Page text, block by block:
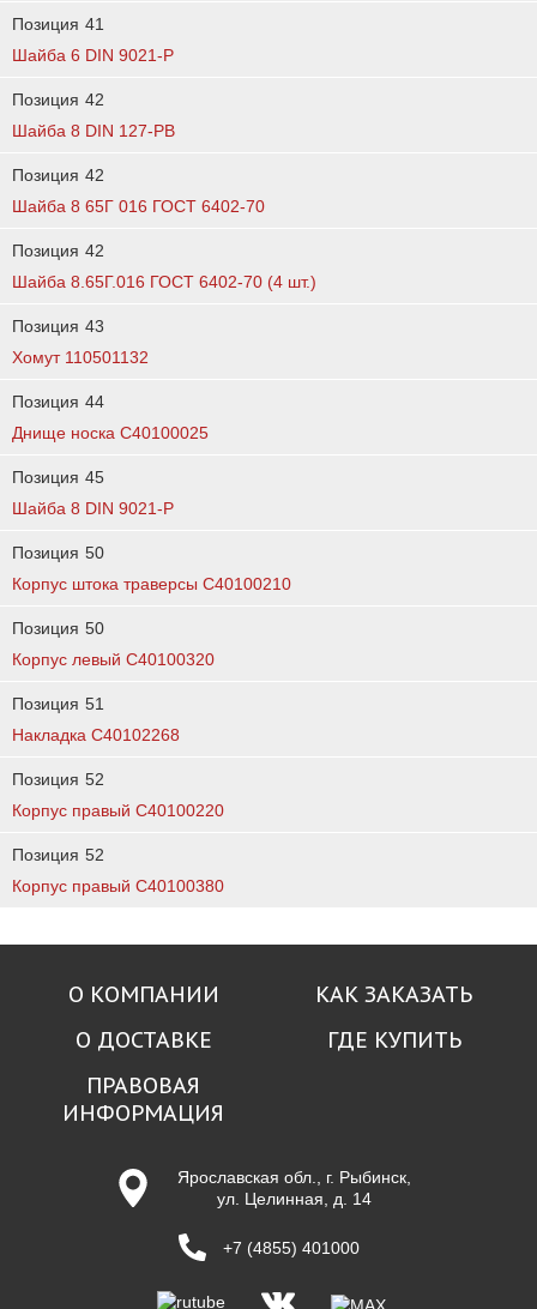
Позиция 41
Шайба 6 DIN 9021-P
Позиция 42
Шайба 8 DIN 127-PB
Позиция 42
Шайба 8 65Г 016 ГОСТ 6402-70
Позиция 42
Шайба 8.65Г.016 ГОСТ 6402-70 (4 шт.)
Позиция 43
Хомут 110501132
Позиция 44
Днище носка C40100025
Позиция 45
Шайба 8 DIN 9021-P
Позиция 50
Корпус штока траверсы C40100210
Позиция 50
Корпус левый C40100320
Позиция 51
Накладка C40102268
Позиция 52
Корпус правый C40100220
Позиция 52
Корпус правый C40100380
О КОМПАНИИ
КАК ЗАКАЗАТЬ
О ДОСТАВКЕ
ГДЕ КУПИТЬ
ПРАВОВАЯ
ИНФОРМАЦИЯ
Ярославская обл., г. Рыбинск,
ул. Целинная, д. 14
+7 (4855) 401000